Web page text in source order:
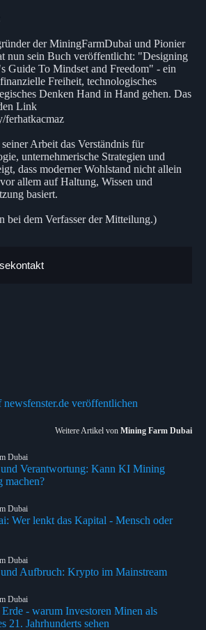
der MiningFarmDubai und Pionier
nun sein Buch veröffentlicht: "Designing
Guide To Mindset and Freedom" - ein
Freiheit, technologisches
Denken Hand in Hand gehen. Das
Link
ferhatkacmaz
Arbeit das Verständnis für
unternehmerische Strategien und
dass moderner Wohlstand nicht allein
allem auf Haltung, Wissen und
basiert.
bei dem Verfasser der Mitteilung.)
veröffentlichen
Weitere Artikel von Mining Farm Dubai
Dubai
Verantwortung: Kann KI Mining
machen?
Dubai
Wer lenkt das Kapital - Mensch oder
Dubai
Aufbruch: Krypto im Mainstream
Dubai
- warum Investoren Minen als
21. Jahrhunderts sehen